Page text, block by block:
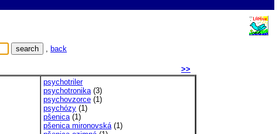
, back
>>
psychotriler
psychotronika(3)
psychovzorce (1)
psychózy (1)
pšenica(1)
pšenica mironovská(1)